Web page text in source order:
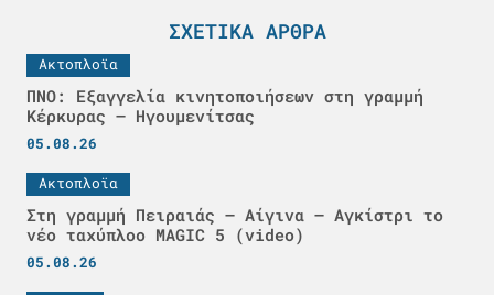
ΣΧΕΤΙΚΆ ΆΡΘΡΑ
Ακτοπλοϊα
ΠΝΟ: Εξαγγελία κινητοποιήσεων στη γραμμή
Κέρκυρας – Ηγουμενίτσας
05.08.26
Ακτοπλοϊα
Στη γραμμή Πειραιάς – Αίγινα – Αγκίστρι το
νέο ταχύπλοο MAGIC 5 (video)
05.08.26